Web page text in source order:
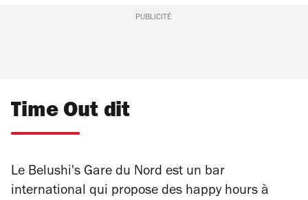
PUBLICITÉ
Time Out dit
Le Belushi's Gare du Nord est un bar
international qui propose des happy hours à